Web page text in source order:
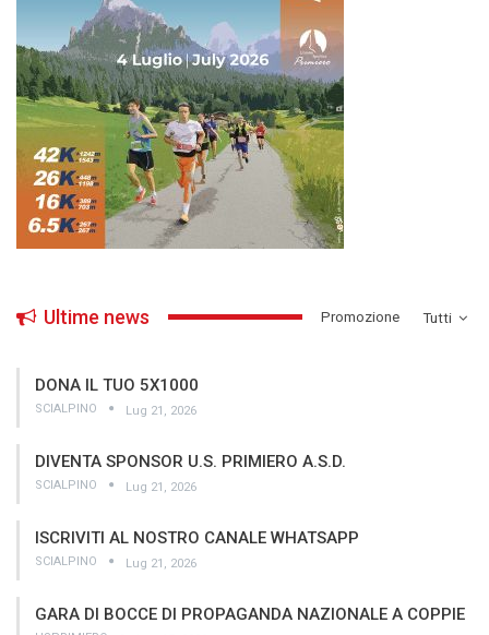
Tutti
Ultime news ­Promozione
DONA IL TUO 5X1000
SCIALPINO Lug 21, 2026
DIVENTA SPONSOR U.S. PRIMIERO A.S.D.
SCIALPINO Lug 21, 2026
ISCRIVITI AL NOSTRO CANALE WHATSAPP
SCIALPINO Lug 21, 2026
GARA DI BOCCE DI PROPAGANDA NAZIONALE A COPPIE